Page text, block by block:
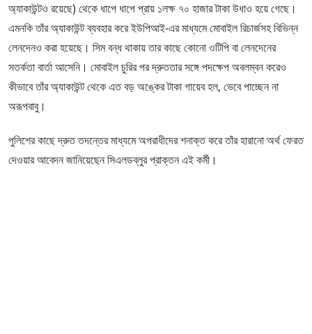
অ্যাকাউন্টও রয়েছে) থেকে ধাপে ধাপে প্রায় ১লক্ষ ৭০ হাজার টাকা উধাও হয়ে গেছে।
এমনকি তাঁর অ্যাকাউন্ট ব্যবহার করে ইউপিআই-এর মাধ্যমে মোবাইল রিচার্জসহ বিভিন্ন
লেনদেনও করা হয়েছে। সিম বন্ধ থাকায় তার কাছে কোনো ওটিপি বা লেনদেনের
সতর্কতা বার্তা আসেনি। মোবাইল চুরির পর দ্রুততার সঙ্গে পদক্ষেপ অবলম্বন করেও
কীভাবে তাঁর অ্যাকাউন্ট থেকে এত বড় অঙ্কের টাকা গায়েব হল, ভেবে পাচ্ছেন না
অরূপবাবু।
পুলিশের কাছে দ্রুত তদন্তের মাধ্যমে অপরাধীদের শনাক্ত করে তাঁর হারানো অর্থ ফেরত
দেওয়ার আবেদন জানিয়েছেন সিএলডব্লুর প্রাক্তন এই কর্মী।